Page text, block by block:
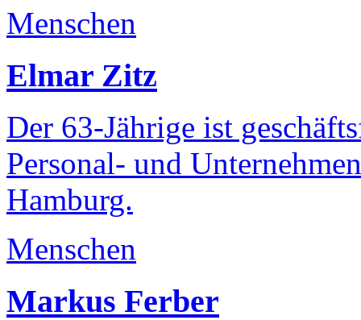
Menschen
Elmar Zitz
Der 63-Jährige ist
Personal- und
Hamburg.
Menschen
Markus Ferber